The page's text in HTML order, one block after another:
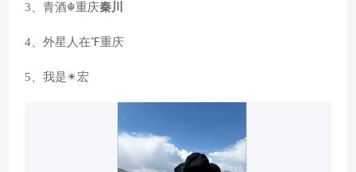
3、青酒☬重庆秦川
4、外星人在℉重庆
5、我是✴宏